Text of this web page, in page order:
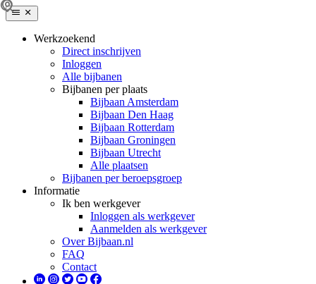
Werkzoekend
Direct inschrijven
Inloggen
Alle bijbanen
Bijbanen per plaats
Bijbaan Amsterdam
Bijbaan Den Haag
Bijbaan Rotterdam
Bijbaan Groningen
Bijbaan Utrecht
Alle plaatsen
Bijbanen per beroepsgroep
Informatie
Ik ben werkgever
Inloggen als werkgever
Aanmelden als werkgever
Over Bijbaan.nl
FAQ
Contact